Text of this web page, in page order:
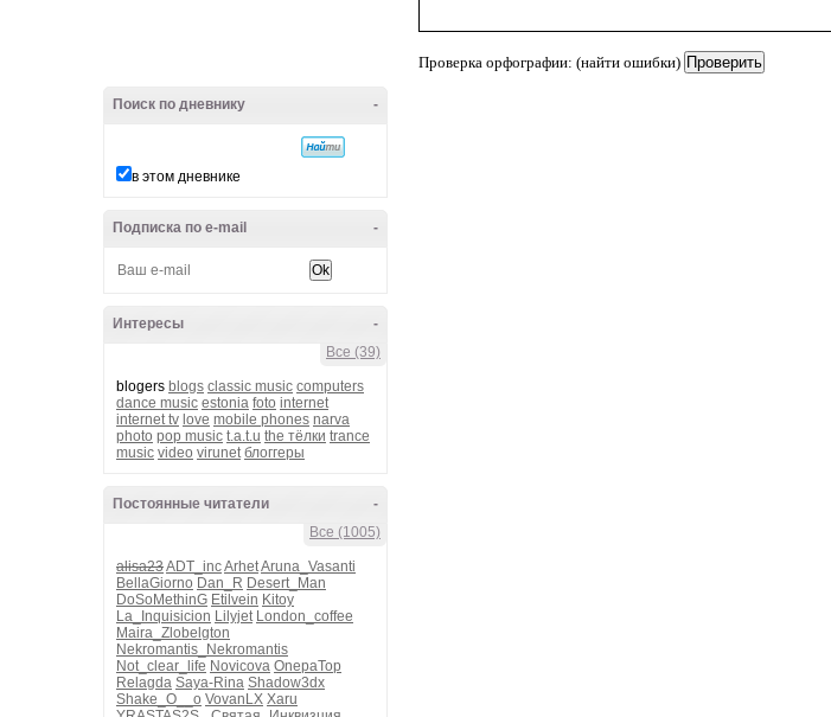
-
Поиск по дневнику
в этом дневнике
-
Подписка по e-mail
-
Интересы
Все (39)
blogers blogs classic music computers
dance music estonia foto internet
internet tv love mobile phones narva
photo pop music t.a.t.u the тёлки trance
music video virunet блоггеры
-
Постоянные читатели
Все (1005)
alisa23ADT_incArhetAruna_Vasanti
BellaGiorno Dan_R Desert_Man
DoSoMethinG Etilvein Kitoy
La_Inquisicion Lilyjet London_coffee
Maira_Zlobelgton
Nekromantis_Nekromantis
Not_clear_life Novicova OnepaTop
Relagda Saya-Rina Shadow3dx
Shake_O__o VovanLX Xaru
Проверка орфографии: (найти ошибки)